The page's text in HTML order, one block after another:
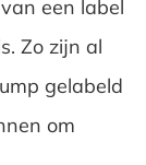
een label
Zo zijn al
gelabeld
om